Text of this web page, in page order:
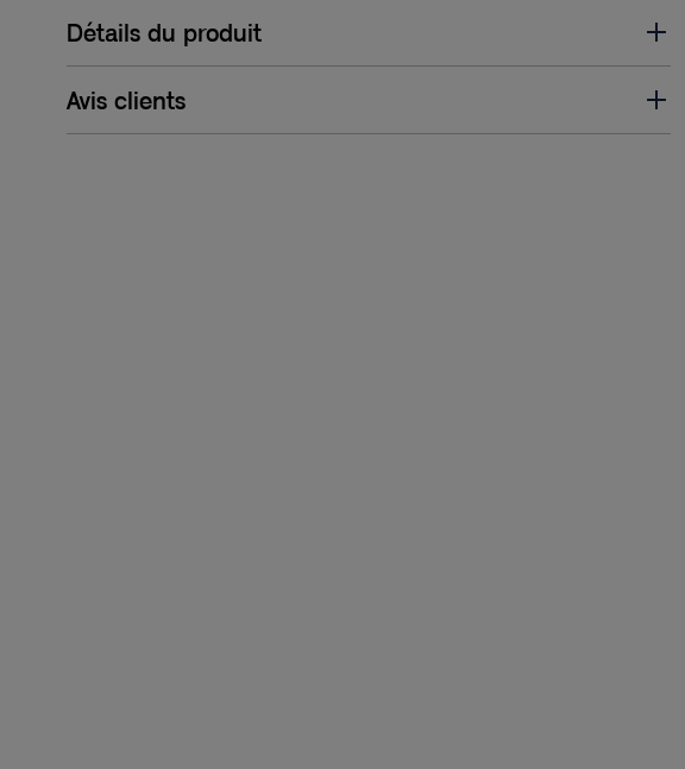
Détails du produit
Avis clients